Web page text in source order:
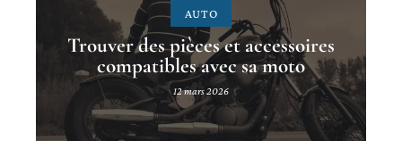
AUTO
Trouver des pièces et accessoires
compatibles avec sa moto
12 mars 2026